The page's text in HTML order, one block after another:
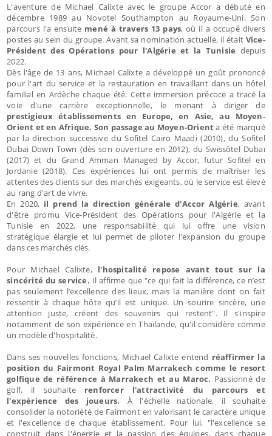
L'aventure de Michael Calixte avec le groupe Accor a débuté en
décembre 1989 au Novotel Southampton au Royaume-Uni. Son
parcours l'a ensuite mené à travers 13 pays, où il a occupé divers
postes au sein du groupe. Avant sa nomination actuelle, il était Vice-
Président des Opérations pour l'Algérie et la Tunisie depuis
2022.
Dès l'âge de 13 ans, Michael Calixte a développé un goût prononcé
pour l'art du service et la restauration en travaillant dans un hôtel
familial en Ardèche chaque été. Cette immersion précoce a tracé la
voie d'une carrière exceptionnelle, le menant à diriger de
prestigieux établissements en Europe, en Asie, au Moyen-
Orient et en Afrique. Son passage au Moyen-Orienta été marqué
par la direction successive du Sofitel Cairo Maadi (2010), du Sofitel
Dubai Down Town (dès son ouverture en 2012), du Swissôtel Dubaï
(2017) et du Grand Amman Managed by Accor, futur Sofitel en
Jordanie (2018). Ces expériences lui ont permis de maîtriser les
attentes des clients sur des marchés exigeants, où le service est élevé
au rang d'art de vivre.
En 2020, il prend la direction générale d'Accor Algérie, avant
d'être promu Vice-Président des Opérations pour l'Algérie et la
Tunisie en 2022, une responsabilité qui lui offre une vision
stratégique élargie et lui permet de piloter l'expansion du groupe
dans ces marchés clés.
Pour Michael Calixte, l'hospitalité repose avant tout sur la
sincérité du service. Il affirme que "ce qui fait la différence, ce n’est
pas seulement l’excellence des lieux, mais la manière dont on fait
ressentir à chaque hôte qu’il est unique. Un sourire sincère, une
attention juste, créent des souvenirs qui restent". Il s'inspire
notamment de son expérience en Thaïlande, qu'il considère comme
un modèle d'hospitalité.
Dans ses nouvelles fonctions, Michael Calixte entend réaffirmer la
position du Fairmont Royal Palm Marrakech comme le resort
golfique de référence à Marrakech et au Maroc. Passionné de
golf, il souhaite renforcer l'attractivité du parcours et
l'expérience des joueurs. À l'échelle nationale, il souhaite
consolider la notoriété de Fairmont en valorisant le caractère unique
et l'excellence de chaque établissement. Pour lui, "l'excellence se
construit dans l'énergie et la passion des équipes, dans chaque